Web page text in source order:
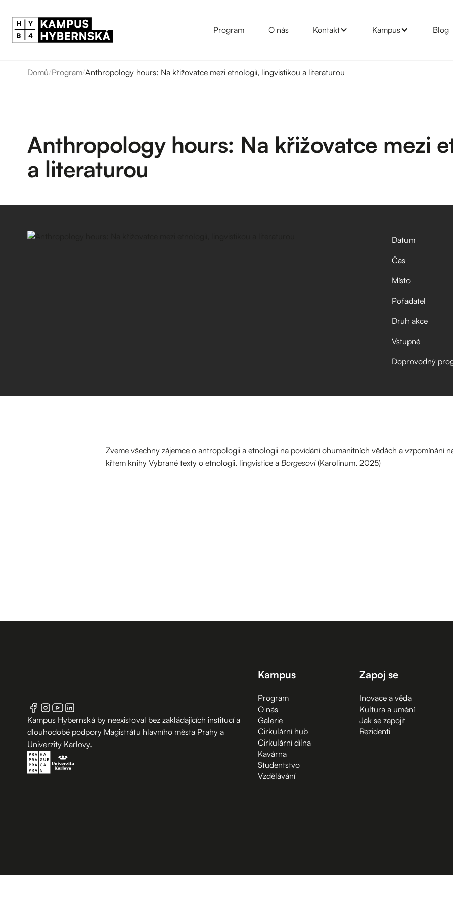
Program O nás Kontakt Kampus Blog
Domů/Program/Anthropology hours: Na křižovatce mezi etnologií, lingvistikou a literaturou
Anthropology hours: Na křižovatce mezi
a literaturou
Datum
Čas
Místo
Pořadatel
Druh akce
Vstupné
Doprovodný
Zveme všechny zájemce o antropologii a etnologii na povídání ohumanitních vědách a vzpomínání
křtem knihy Vybrané texty o etnologii, lingvistice a Borgesovi(Karolinum, 2025)
Kampus Hybernská by neexistoval bez zakládajících institucí a
dlouhodobé podpory Magistrátu hlavního města Prahy a
Univerzity Karlovy.
Kampus
Program
O nás
Galerie
Cirkulární hub
Cirkulární dílna
Kavárna
Studentstvo
Vzdělávání
Zapoj se
Inovace a věda
Kultura a umění
Jak se zapojit
Rezidenti